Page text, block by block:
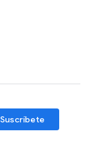
Suscríbete